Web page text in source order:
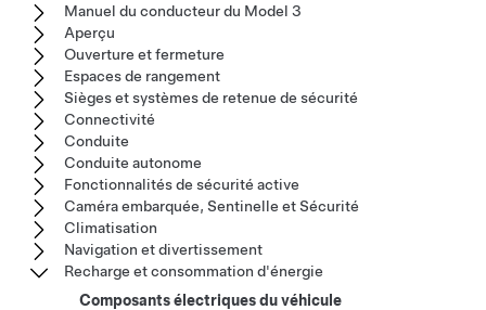
Manuel du conducteur du Model 3
Aperçu
Ouverture et fermeture
Espaces de rangement
Sièges et systèmes de retenue de sécurité
Connectivité
Conduite
Conduite autonome
Fonctionnalités de sécurité active
Caméra embarquée, Sentinelle et Sécurité
Climatisation
Navigation et divertissement
Recharge et consommation d'énergie
Composants électriques du véhicule